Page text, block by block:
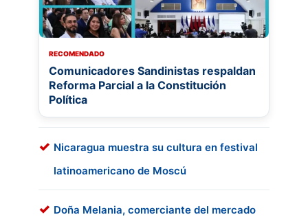
RECOMENDADO
Comunicadores Sandinistas respaldan
Reforma Parcial a la Constitución
Política
Nicaragua muestra su cultura en festival
latinoamericano de Moscú
Doña Melania, comerciante del mercado